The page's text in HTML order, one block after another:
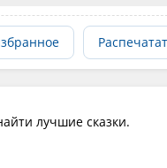
лучшие сказки.